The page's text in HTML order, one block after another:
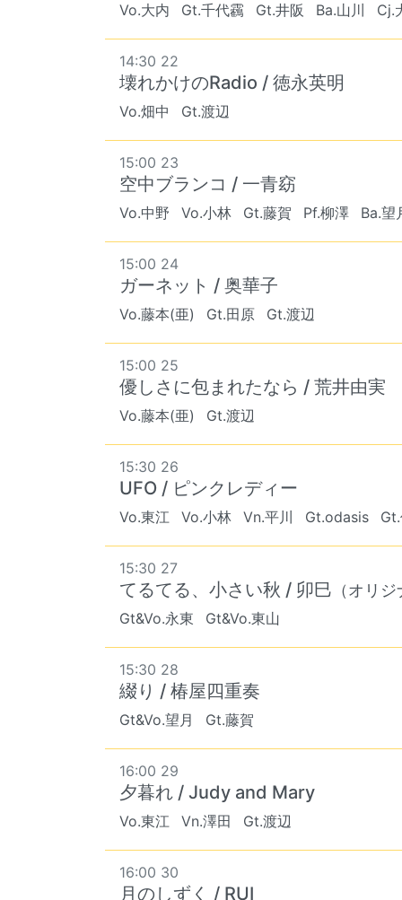
Vo.大内 Gt.千代靏 Gt.井阪 Ba.山川 Cj.
14:30 22
壊れかけのRadio / 徳永英明
Vo.畑中 Gt.渡辺
15:00 23
空中ブランコ / 一青窈
Vo.中野 Vo.小林 Gt.藤賀 Pf.柳澤 Ba.望
15:00 24
ガーネット / 奥華子
Vo.藤本(亜) Gt.田原 Gt.渡辺
15:00 25
優しさに包まれたなら / 荒井由実
Vo.藤本(亜) Gt.渡辺
15:30 26
UFO / ピンクレディー
Vo.東江 Vo.小林 Vn.平川 Gt.odasis
15:30 27
てるてる、小さい秋 / 卯巳 （オリジ
Gt&Vo.永東 Gt&Vo.東山
15:30 28
綴り / 椿屋四重奏
Gt&Vo.望月 Gt.藤賀
16:00 29
夕暮れ / Judy and Mary
Vo.東江 Vn.澤田 Gt.渡辺
16:00 30
月のしずく / RUI